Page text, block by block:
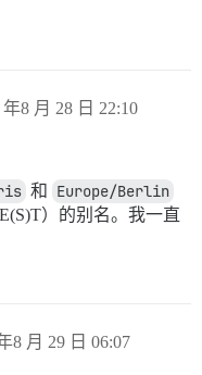
年8 月 28 日 22:10
和 Europe/Berlin
）的别名。我一直
8 月 29 日 06:07